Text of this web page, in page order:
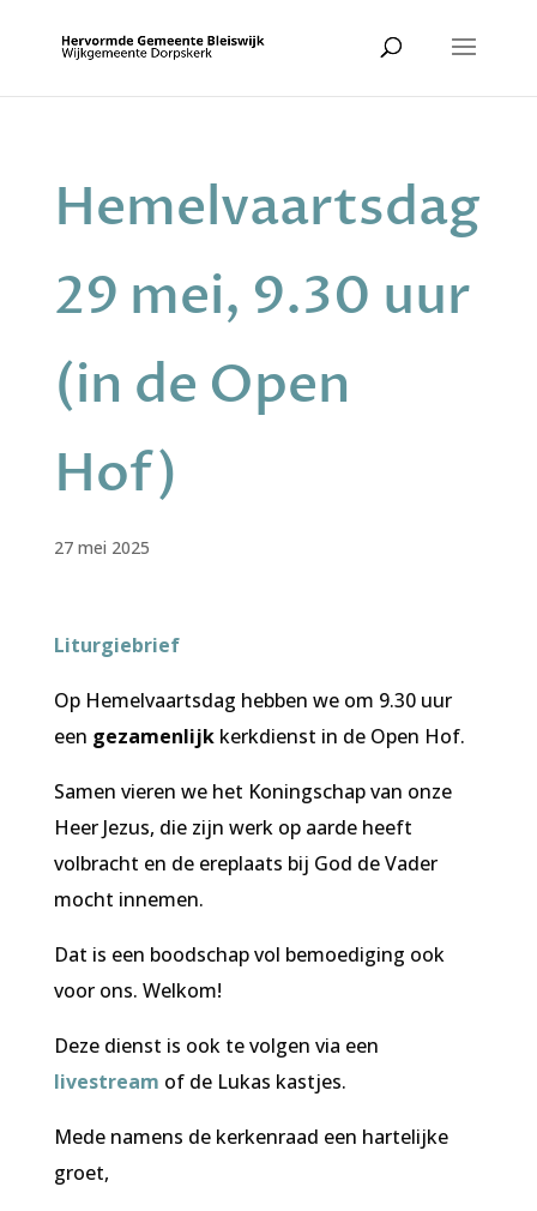
Hemelvaartsdag
29 mei, 9.30 uur
(in de Open
Hof)
27 mei 2025
Liturgiebrief
Op Hemelvaartsdag hebben we om 9.30 uur
een gezamenlijkkerkdienst in de Open Hof.
Samen vieren we het Koningschap van onze
Heer Jezus, die zijn werk op aarde heeft
volbracht en de ereplaats bij God de Vader
mocht innemen.
Dat is een boodschap vol bemoediging ook
voor ons. Welkom!
Deze dienst is ook te volgen via een
livestream of de Lukas kastjes.
Mede namens de kerkenraad een hartelijke
groet,